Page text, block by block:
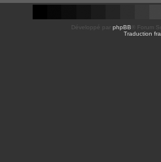
Développé par phpBB ® Forum
Traduction